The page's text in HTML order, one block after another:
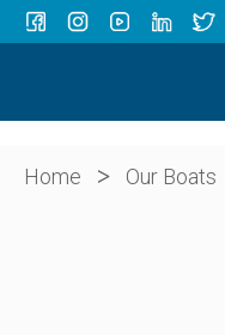
OUR BOATS
ABOUT US
Home > Our Boats